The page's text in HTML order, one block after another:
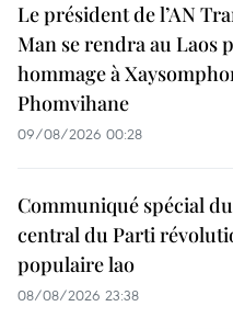
Le président de l’AN
Man se rendra au Laos
hommage à
Phomvihane
09/08/2026 00:28
Communiqué spécial
central du Parti
populaire lao
08/08/2026 23:38